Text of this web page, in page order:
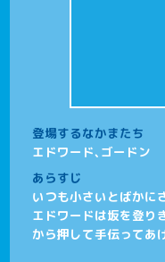
登場するなかまたち
エドワード、ゴードン
あらすじ
いつも小さいとばかに
エドワードは坂を登り
から押して手伝ってあ